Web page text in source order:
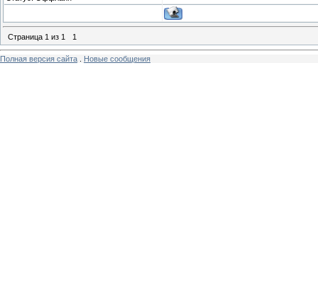
Страница 1 из 1 1
Полная версия сайта Новые сообщения